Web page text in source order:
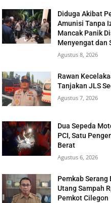
Diduga Akibat
Amunisi Tanpa
Mancak Panik
Menyengat dan
Agustus 8, 2026
Rawan
Tanjakan JLS
Agustus 7, 2026
Dua Sepeda
PCI, Satu
Berat
Agustus 6, 2026
Pemkab Serang
Utang Sampah
Pemkot Cilegon